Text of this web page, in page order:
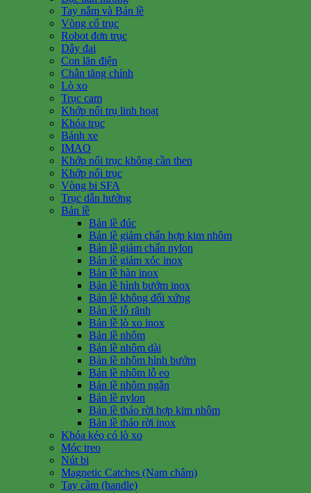
Tay nắm và Bản lề
Vòng cổ trục
Robot đơn trục
Dây đai
Con lăn điện
Chân tăng chỉnh
Lò xo
Trục cam
Khớp nối trụ linh hoạt
Khóa trục
Bánh xe
IMAO
Khớp nối trục không cần then
Khớp nối trục
Vòng bi SFA
Trục dẫn hướng
Bản lề
Bản lề đúc
Bản lề giảm chấn hợp kim nhôm
Bản lề giảm chấn nylon
Bản lề giảm xóc inox
Bản lề hàn inox
Bản lề hình bướm inox
Bản lề không đối xứng
Bản lề lỗ rãnh
Bản lề lò xo inox
Bản lề nhôm
Bản lề nhôm dài
Bản lề nhôm hình bướm
Bản lề nhôm lỗ eo
Bản lề nhôm ngắn
Bản lề nylon
Bản lề tháo rời hợp kim nhôm
Bản lề tháo rời inox
Khóa kéo có lò xo
Móc treo
Nút bi
Magnetic Catches (Nam châm)
Tay cầm (handle)